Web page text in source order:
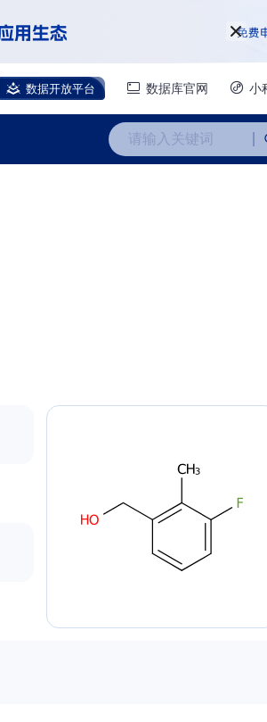
数据开放平台 数据库官网 小
请输入关键词